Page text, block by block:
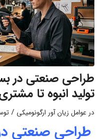
طراحی صنعتی در
تولید انبوه تا
در عوامل زیان آور ارگونومیکی /
طراحی صنعتی